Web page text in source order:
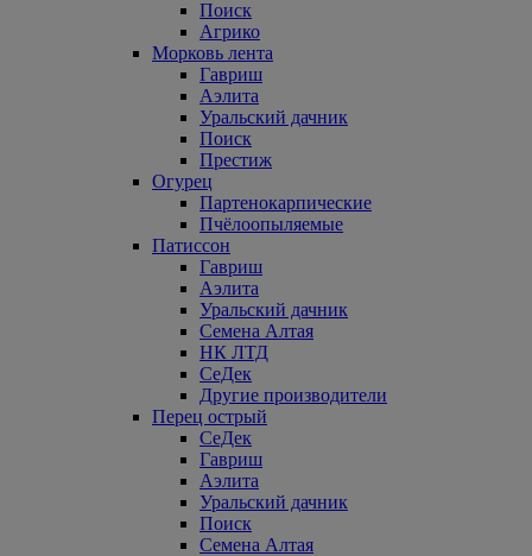
Поиск
Агрико
Морковь лента
Гавриш
Аэлита
Уральский дачник
Поиск
Престиж
Огурец
Партенокарпические
Пчёлоопыляемые
Патиссон
Гавриш
Аэлита
Уральский дачник
Семена Алтая
НК ЛТД
СеДек
Другие производители
Перец острый
СеДек
Гавриш
Аэлита
Уральский дачник
Поиск
Семена Алтая